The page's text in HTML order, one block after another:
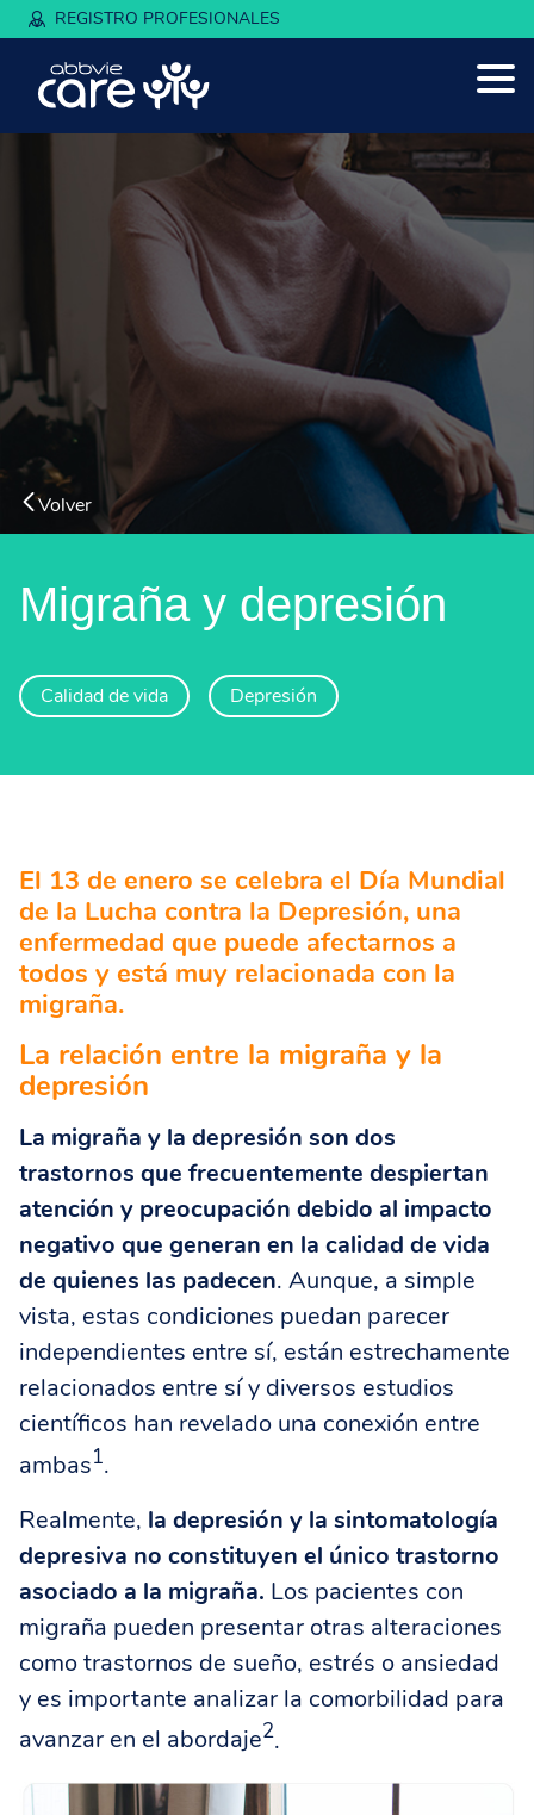
REGISTRO PROFESIONALES
Volver
Migraña y depresión
Calidad de vida Depresión
El 13 de enero se celebra el Día Mundial
de la Lucha contra la Depresión, una
enfermedad que puede afectarnos a
todos y está muy relacionada con la
migraña.
La relación entre la migraña y la
depresión
La migraña y la depresión son dos
trastornos que frecuentemente despiertan
atención y preocupación debido al impacto
negativo que generan en la calidad de vida
de quienes las padecen. Aunque, a simple
vista, estas condiciones puedan parecer
independientes entre sí, están estrechamente
relacionados entre sí y diversos estudios
científicos han revelado una conexión entre
ambas1.
Realmente, la depresión y la sintomatología
depresiva no constituyen el único trastorno
asociado a la migraña. Los pacientes con
migraña pueden presentar otras alteraciones
como trastornos de sueño, estrés o ansiedad
y es importante analizar la comorbilidad para
avanzar en el abordaje2.